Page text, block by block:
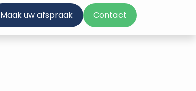
Maak uw afspraak Contact